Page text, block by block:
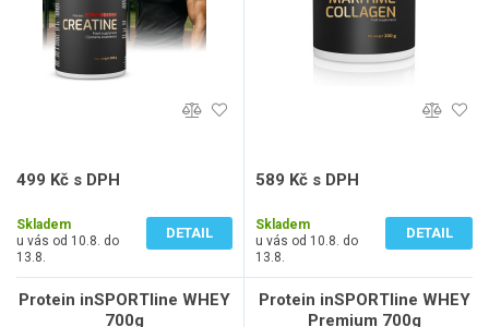
499 Kč s DPH
Skladem
u vás od 10.8. do
13.8.
DETAIL
589 Kč s DPH
Skladem
u vás od 10.8. do
13.8.
DETAIL
Protein inSPORTline WHEY
700g
Protein inSPORTline WHEY
Premium 700g